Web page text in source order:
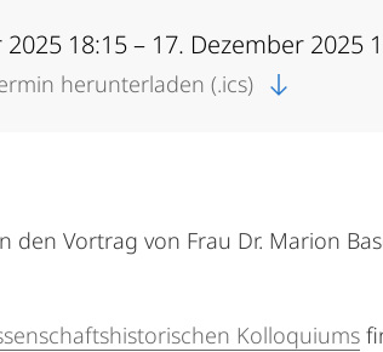
18:15 – 17. Dezember 2025
herunterladen (.ics)
den Vortrag von Frau Dr. Marion
Kolloquiums